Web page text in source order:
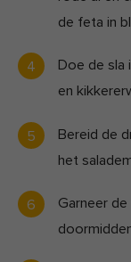
de feta in
Doe de sla
en
Bereid de
het
Garneer